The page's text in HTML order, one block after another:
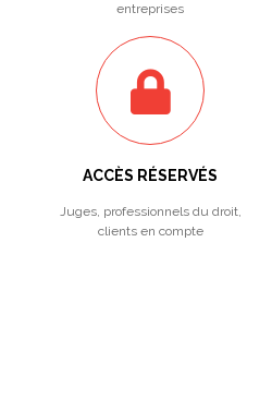
entreprises
ACCÈS RÉSERVÉS
Juges, professionnels du droit,
clients en compte